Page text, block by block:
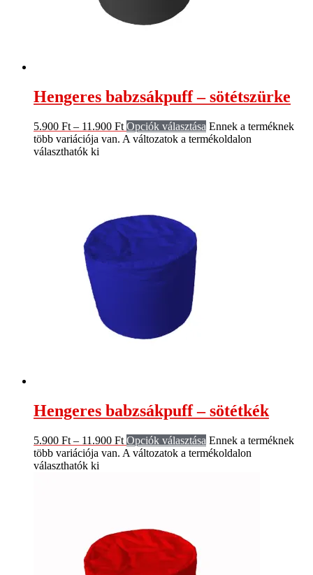
Hengeres babzsákpuff – sötétszürke
5.900 Ft – 11.900 Ft Opciók választása Ennek a terméknek
több variációja van. A változatok a termékoldalon
választhatók ki
Hengeres babzsákpuff – sötétkék
5.900 Ft – 11.900 Ft Opciók választása Ennek a terméknek
több variációja van. A változatok a termékoldalon
választhatók ki